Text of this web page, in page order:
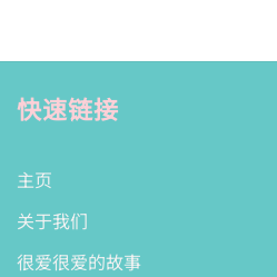
快速链接
主页
关于我们
很爱很爱的故事